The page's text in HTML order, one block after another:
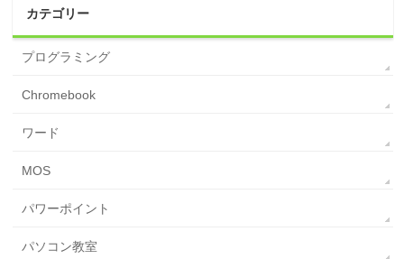
カテゴリー
プログラミング
Chromebook
ワード
MOS
パワーポイント
パソコン教室